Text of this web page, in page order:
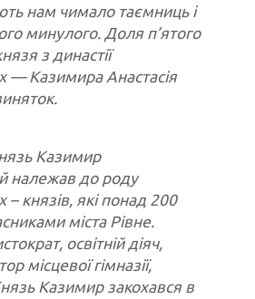
нам чимало таємниць і
минулого. Доля п’ятого
з династії
— Казимира Анастасія
Казимир
належав до роду
князів, які понад 200
міста Рівне.
освітній діяч,
місцевої гімназії,
Казимир закохався в